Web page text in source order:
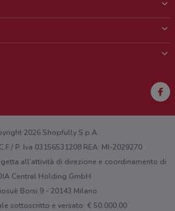
web o sull'app?
2026 Shopfully S.p.A.
/ P. Iva 03156531208 REA: MI-2029270
all’attività di direzione e coordinamento di
Central Holding GmbH
Borsi 9 - 20143 Milano
sottoscritto e versato: € 50.000,00